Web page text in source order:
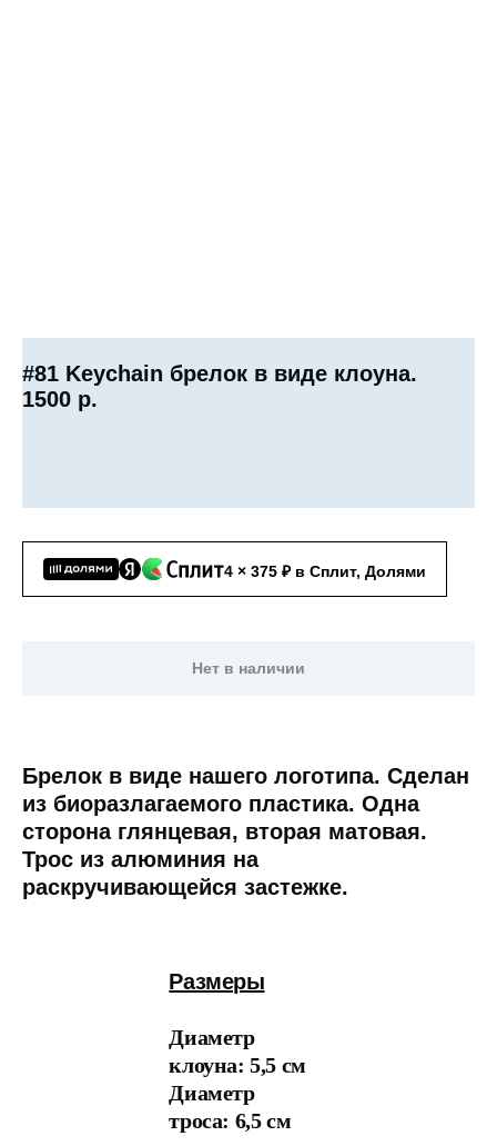
#81 Keychain брелок в виде клоуна.
1500 р.
4 × 375 ₽ в Сплит, Долями
Нет в наличии
Брелок в виде нашего логотипа. Сделан
из биоразлагаемого пластика. Одна
сторона глянцевая, вторая матовая.
Трос из алюминия на
раскручивающейся застежке.
Размеры
Диаметр
клоуна: 5,5 см
Диаметр
троса: 6,5 см